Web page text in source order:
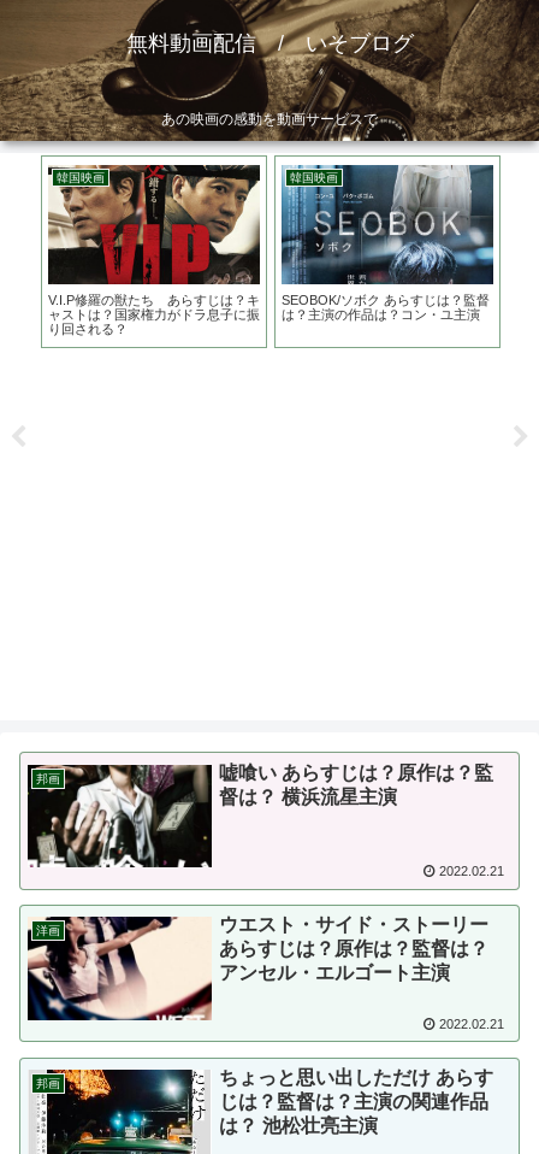
無料動画配信 / いそブログ
あの映画の感動を動画サービスで
韓国映画
V.I.P修羅の獣たち あらすじは？キ
ャストは？国家権力がドラ息子に振
り回される？
韓国映画
SEOBOK/ソボク あらすじは？監督
は？主演の作品は？コン・ユ主演
邦画
嘘喰い あらすじは？原作は？監
督は？ 横浜流星主演
2022.02.21
洋画
ウエスト・サイド・ストーリー
あらすじは？原作は？監督は？
アンセル・エルゴート主演
2022.02.21
邦画
ちょっと思い出しただけ あらす
じは？監督は？主演の関連作品
は？ 池松壮亮主演